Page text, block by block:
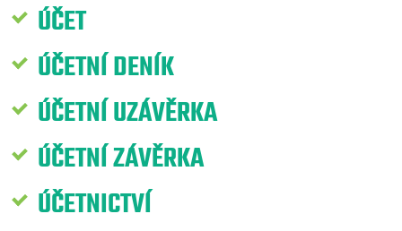
ÚČET
ÚČETNÍ DENÍK
ÚČETNÍ UZÁVĚRKA
ÚČETNÍ ZÁVĚRKA
ÚČETNICTVÍ